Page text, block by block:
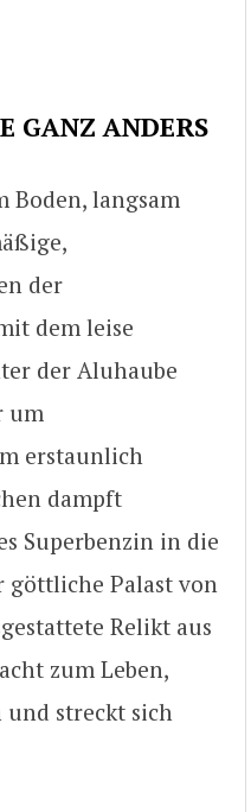
GANZ ANDERS
Boden, langsam
der
dem leise
der Aluhaube
um
erstaunlich
dampft
Superbenzin in die
göttliche Palast von
Relikt aus
zum Leben,
streckt sich